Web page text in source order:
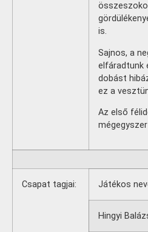
is.
Sajnos, a
elfáradtunk
dobást
ez a
Az első
Csapat tagjai: Játékos
Hingyi